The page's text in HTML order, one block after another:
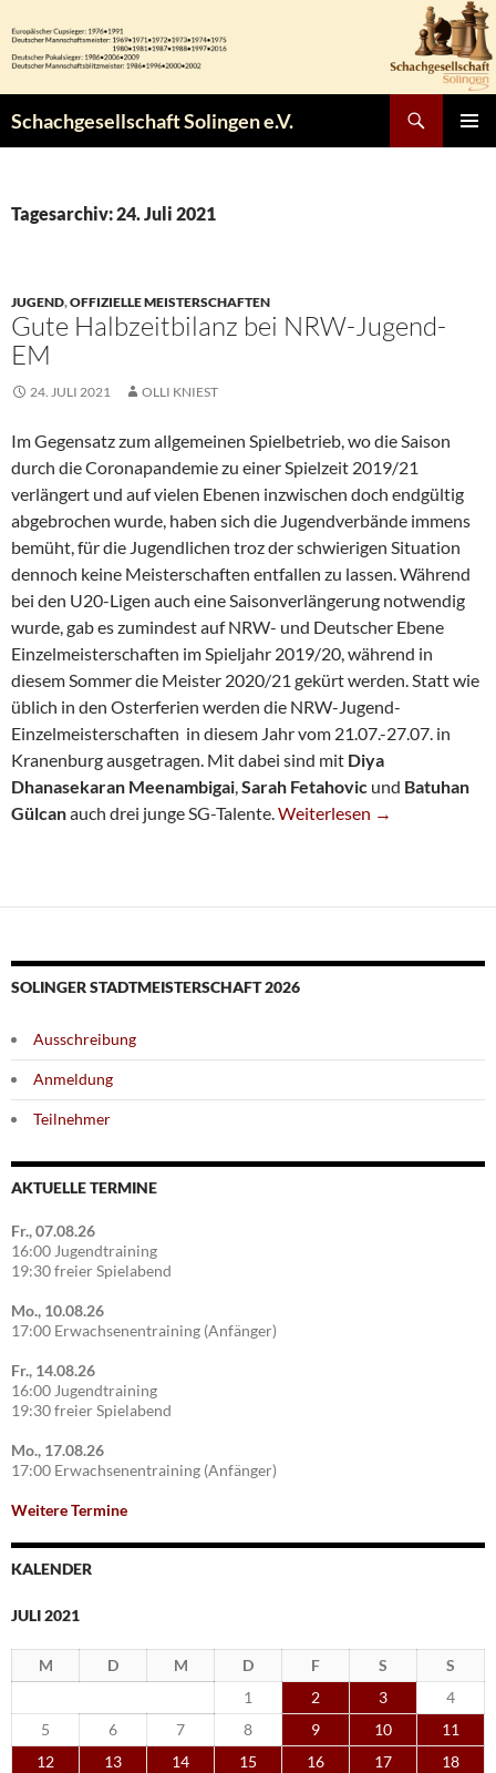
Inhalt
springen
Schachgesellschaft Solingen e.V.
Tagesarchiv: 24. Juli 2021
JUGEND,OFFIZIELLE MEISTERSCHAFTEN
Gute Halbzeitbilanz bei NRW-Jugend-
EM
24. JULI 2021 OLLI KNIEST
Im Gegensatz zum allgemeinen Spielbetrieb, wo die Saison
durch die Coronapandemie zu einer Spielzeit 2019/21
verlängert und auf vielen Ebenen inzwischen doch endgültig
abgebrochen wurde, haben sich die Jugendverbände immens
bemüht, für die Jugendlichen troz der schwierigen Situation
dennoch keine Meisterschaften entfallen zu lassen. Während
bei den U20-Ligen auch eine Saisonverlängerung notwendig
wurde, gab es zumindest auf NRW- und Deutscher Ebene
Einzelmeisterschaften im Spieljahr 2019/20, während in
diesem Sommer die Meister 2020/21 gekürt werden. Statt wie
üblich in den Osterferien werden die NRW-Jugend-
Einzelmeisterschaften in diesem Jahr vom 21.07.-27.07. in
Kranenburg ausgetragen. Mit dabei sind mit Diya
Dhanasekaran Meenambigai,Sarah Fetahovic und Batuhan
Gülcanauch drei junge SG-Talente.Gute Halbzeitbilanz Bei
Weiterlesen →
SOLINGER STADTMEISTERSCHAFT 2026
Ausschreibung
Anmeldung
Teilnehmer
AKTUELLE TERMINE
Fr., 07.08.26
16:00 Jugendtraining
19:30 freier Spielabend
Mo., 10.08.26
17:00 Erwachsenentraining (Anfänger)
Fr., 14.08.26
16:00 Jugendtraining
19:30 freier Spielabend
Mo., 17.08.26
17:00 Erwachsenentraining (Anfänger)
Weitere Termine
KALENDER
JULI 2021
M D M D F S
S
1
2 3
4
5
6 7 8 9 10
11
12
13 14 15 16 17
18